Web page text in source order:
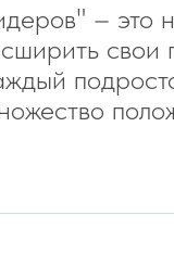
– это
свои